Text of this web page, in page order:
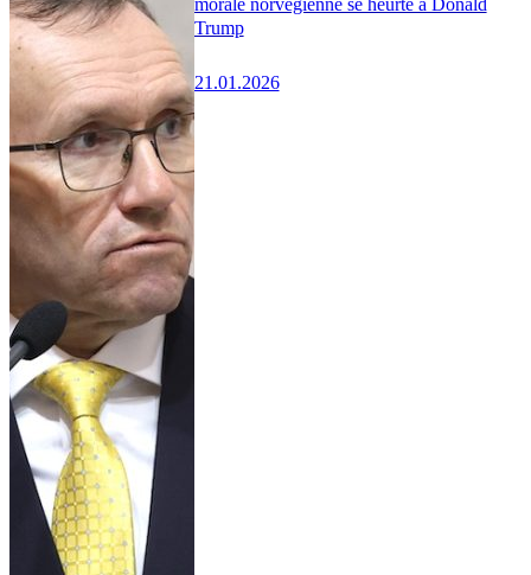
morale norvégienne se heurte à Donald
Trump
21.01.2026